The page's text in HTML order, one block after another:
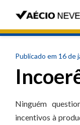
Publicado em 16 de
Ninguém
incentivos à